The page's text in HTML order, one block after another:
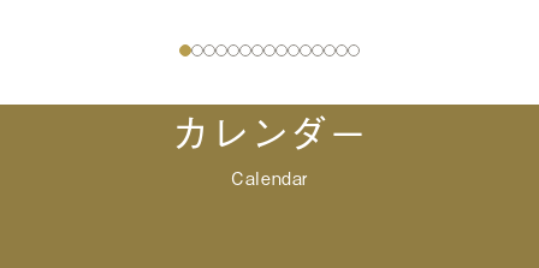
カレンダー